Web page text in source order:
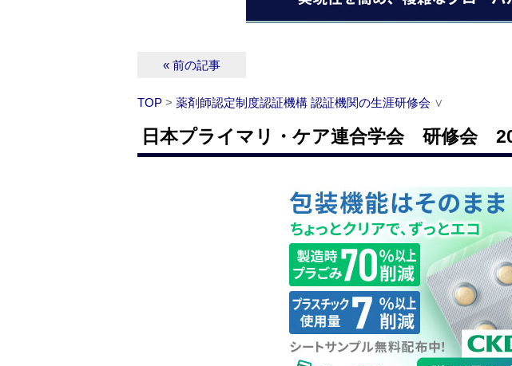
« 前の記事
TOP > 薬剤師認定制度認証機構 認証機関の生涯研修会 ∨
日本プライマリ・ケア連合学会 研修会